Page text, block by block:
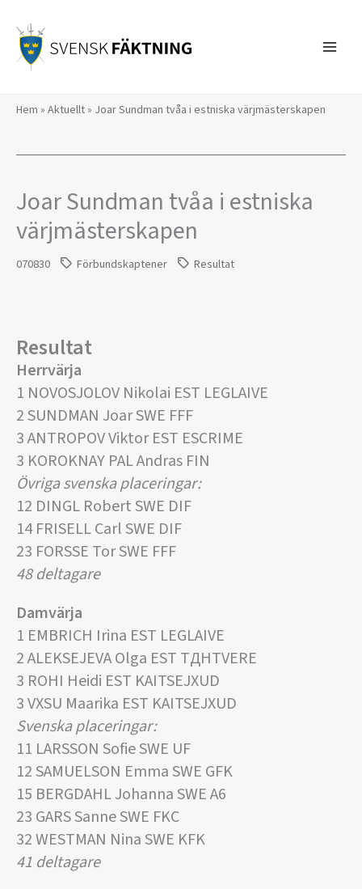
innehåll
Hem » Aktuellt» Joar Sundman tvåa i estniska värjmästerskapen
Joar Sundman tvåa i estniska
värjmästerskapen
070830 Förbundskaptener Resultat
Resultat
Herrvärja
1 NOVOSJOLOV Nikolai EST LEGLAIVE
2 SUNDMAN Joar SWE FFF
3 ANTROPOV Viktor EST ESCRIME
3 KOROKNAY PAL Andras FIN
Övriga svenska placeringar:
12 DINGL Robert SWE DIF
14 FRISELL Carl SWE DIF
23 FORSSE Tor SWE FFF
48 deltagare
Damvärja
1 EMBRICH Irina EST LEGLAIVE
2 ALEKSEJEVA Olga EST TДHTVERE
3 ROHI Heidi EST KAITSEJХUD
3 VХSU Maarika EST KAITSEJХUD
Svenska placeringar:
11 LARSSON Sofie SWE UF
12 SAMUELSON Emma SWE GFK
15 BERGDAHL Johanna SWE A6
23 GARS Sanne SWE FKC
32 WESTMAN Nina SWE KFK
41 deltagare